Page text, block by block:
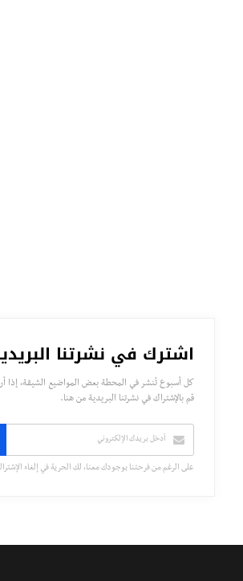
اشترك في نشرتنا
كل أسبوع تُنشر في المحطة بعض المواضيع الشيقة، إذا
قم بالإشتراك في نشرتنا البريدية من هنا.
على الرغم من فرحتنا بوجودك معنا، لك الحرية في إلغاء